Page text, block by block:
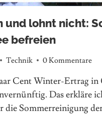
und lohnt nicht:
befreien
Technik 0 Kommentare
Cent Winter-Ertrag in
Das erkläre
die Sommerreinigung